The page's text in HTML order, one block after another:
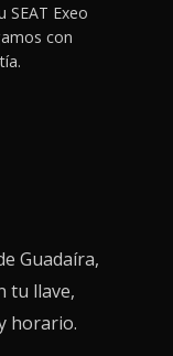
SEAT Exeo
con
Guadaíra,
tu llave,
horario.